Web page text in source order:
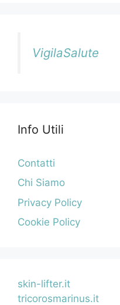
VigilaSalute
Info Utili
Contatti
Chi Siamo
Privacy Policy
Cookie Policy
skin-lifter.it
tricorosmarinus.it